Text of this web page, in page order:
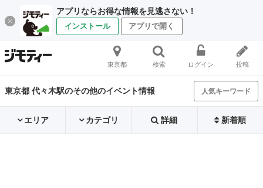
アプリならお得な情報を見逃さない！
インストール アプリで開く
東京都 検索 ログイン 投稿
東京都 代々木駅のその他のイベント情報 人気キーワード
エリア カテゴリ 詳細 新着順